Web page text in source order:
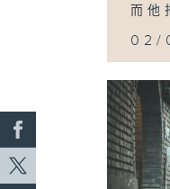
而他
02/